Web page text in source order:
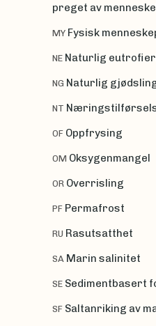
preget av
MY Fysisk
NE Naturlig
NG Naturlig
NT
OF Oppfrysing
OM Oksygenmangel
OR Overrisling
PF Permafrost
RU Rasutsatthet
SA Marin salinitet
SE Sedimentbasert
SF Saltanriking av